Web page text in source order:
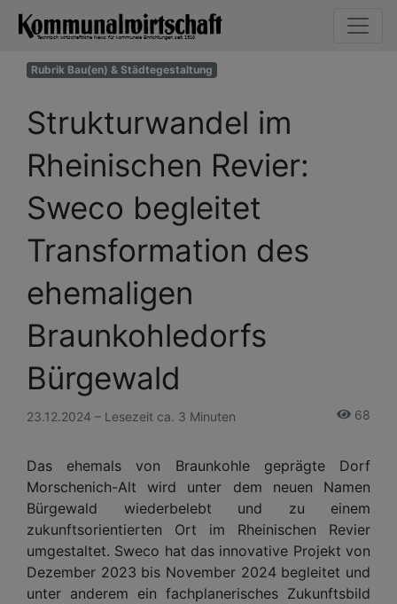
Rubrik Bau(en) & Städtegestaltung
Strukturwandel im
Rheinischen Revier:
Sweco begleitet
Transformation des
ehemaligen
Braunkohledorfs
Bürgewald
23.12.2024 – Lesezeit ca. 3 Minuten 68
Das ehemals von Braunkohle geprägte Dorf
Morschenich-Alt wird unter dem neuen Namen
Bürgewald wiederbelebt und zu einem
zukunftsorientierten Ort im Rheinischen Revier
umgestaltet. Sweco hat das innovative Projekt von
Dezember 2023 bis November 2024 begleitet und
unter anderem ein fachplanerisches Zukunftsbild